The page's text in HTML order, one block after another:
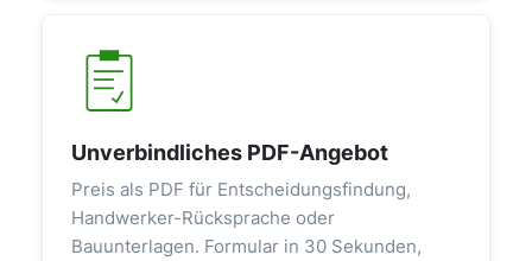
Unverbindliches PDF-Angebot
Preis als PDF für Entscheidungsfindung,
Handwerker-Rücksprache oder
Bauunterlagen. Formular in 30 Sekunden,